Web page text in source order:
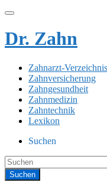
Dr. Zahn
Zahnarzt-Verzeichnis
Zahnversicherung
Zahngesundheit
Zahnmedizin
Zahntechnik
Lexikon
Suchen